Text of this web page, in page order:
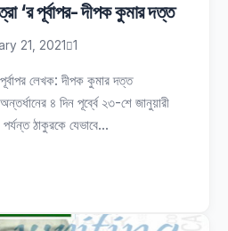
‘র পূর্বাপর- দীপক কুমার দত্ত
21, 2021 1
লেখক: দীপক কুমার দত্ত
৪ দিন পূর্ব্বে ২৩-শে জানুয়ারী
ঠাকুরকে যেভাবে…